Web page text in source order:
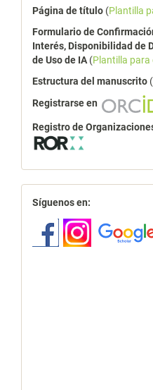
Página de título (Plantilla
Formulario de
Interés, Disponibilidad de
de Uso de IA (Plantilla para
Estructura del manuscrito (
Registrarse en
Registro de
redes
Síguenos en: